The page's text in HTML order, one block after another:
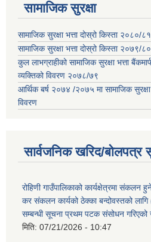
सामाजिक सुरक्षा
सामाजिक सुरक्षा भत्ता दोस्रो किस्ता २०८०/८१
सामाजिक सुरक्षा भत्ता दोस्रो किस्ता २०७९/८०
कुल लाभग्राहीको सामाजिक सुरक्षा भत्ता
व्यक्तिको विवरण २०७८/७९
आर्थिक बर्ष २०७४ /२०७५ मा सामाजिक सुरक्षा
विवरण
सार्वजनिक खरिद/बोलपत्र
रोहिणी गाउँपालिकाको कार्यक्षेत्रमा संकलन
कर संकलन कार्यको ठेक्का बन्दोवस्तको
सम्बन्धी सूचना प्रथम पटक संसोधन गरिएको
मिति: 07/21/2026 - 10:47